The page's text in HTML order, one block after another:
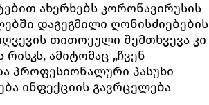
ახერხებს კორონავირუსის
დაგეგმილი ღონისძიებების
თითოეული შემთხვევა კი
ამიტომაც „ჩვენ
პროფესიონალური პასუხი
ინფექციის გავრცელება